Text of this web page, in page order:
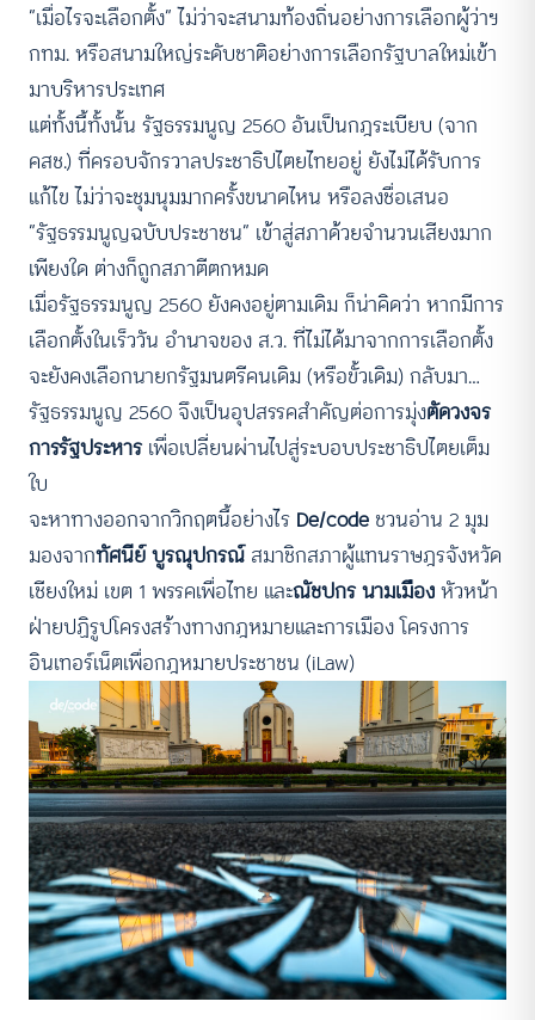
“เมื่อไรจะเลือกตั้ง” ไม่ว่าจะสนามท้องถิ่นอย่างการเลือกผู้ว่าฯ
กทม. หรือสนามใหญ่ระดับชาติอย่างการเลือกรัฐบาลใหม่เข้า
มาบริหารประเทศ
แต่ทั้งนี้ทั้งนั้น รัฐธรรมนูญ 2560 อันเป็นกฎระเบียบ (จาก
คสช.) ที่ครอบจักรวาลประชาธิปไตยไทยอยู่ ยังไม่ได้รับการ
แก้ไข ไม่ว่าจะชุมนุมมากครั้งขนาดไหน หรือลงชื่อเสนอ
“รัฐธรรมนูญฉบับประชาชน” เข้าสู่สภาด้วยจำนวนเสียงมาก
เพียงใด ต่างก็ถูกสภาตีตกหมด
เมื่อรัฐธรรมนูญ 2560 ยังคงอยู่ตามเดิม ก็น่าคิดว่า หากมีการ
เลือกตั้งในเร็ววัน อำนาจของ ส.ว. ที่ไม่ได้มาจากการเลือกตั้ง
จะยังคงเลือกนายกรัฐมนตรีคนเดิม (หรือขั้วเดิม) กลับมา…
รัฐธรรมนูญ 2560 จึงเป็นอุปสรรคสำคัญต่อการมุ่งตัดวงจร
การรัฐประหาร เพื่อเปลี่ยนผ่านไปสู่ระบอบประชาธิปไตยเต็ม
ใบ
จะหาทางออกจากวิกฤตนี้อย่างไร De/code ชวนอ่าน 2 มุม
มองจากทัศนีย์ บูรณุปกรณ์สมาชิกสภาผู้แทนราษฎรจังหวัด
เชียงใหม่ เขต 1 พรรคเพื่อไทย และณัชปกร นามเมืองหัวหน้า
ฝ่ายปฏิรูปโครงสร้างทางกฎหมายและการเมือง โครงการ
อินเทอร์เน็ตเพื่อกฎหมายประชาชน (iLaw)